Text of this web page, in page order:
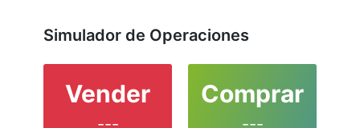
Simulador de Operaciones
Vender
---
Comprar
---